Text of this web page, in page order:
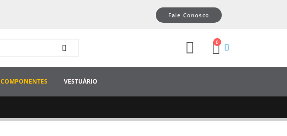
Fale Conosco
0
COMPONENTES VESTUÁRIO